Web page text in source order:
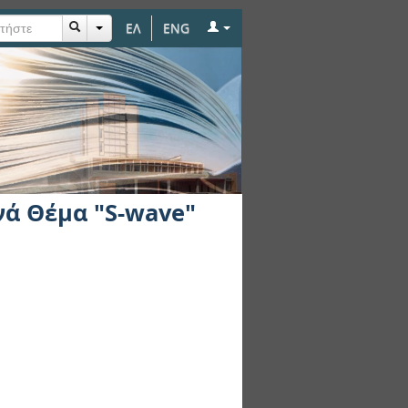
ΕΛ ENG
Θέμα "S-wave"